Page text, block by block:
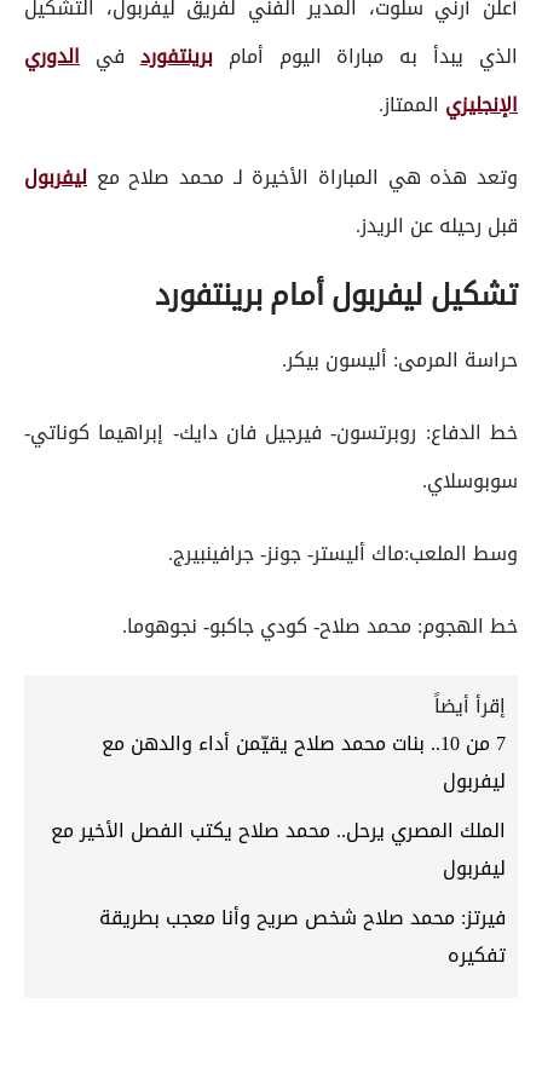
أعلن أرني سلوت، المدير الفني لفريق ليفربول، التشكيل
الذي يبدأ به مباراة اليوم أمامبرينتفوردفي الدوري
الإنجليزي الممتاز.
وتعد هذه هي المباراة الأخيرة لـ محمد صلاح مع ليفربول
قبل رحيله عن الريدز.
تشكيل ليفربول أمام برينتفورد
حراسة المرمى: أليسون بيكر.
خط الدفاع: روبرتسون- فيرجيل فان دايك- إبراهيما كوناتي-
سوبوسلاي.
وسط الملعب:ماك أليستر- جونز- جرافينبيرج.
خط الهجوم: محمد صلاح- كودي جاكبو- نجوهوما.
إقرأ أيضاً
7 من 10.. بنات محمد صلاح يقيّمن أداء والدهن مع
ليفربول
الملك المصري يرحل.. محمد صلاح يكتب الفصل الأخير مع
ليفربول
فيرتز: محمد صلاح شخص صريح وأنا معجب بطريقة
تفكيره